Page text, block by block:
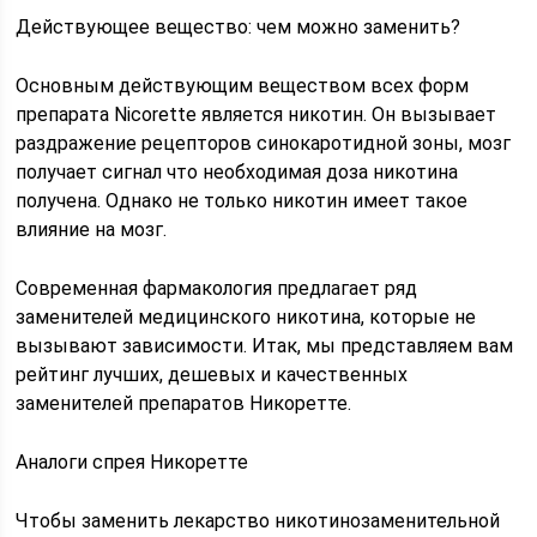
Действующее вещество: чем можно заменить?
Основным действующим веществом всех форм
препарата Nicorette является никотин. Он вызывает
раздражение рецепторов синокаротидной зоны, мозг
получает сигнал что необходимая доза никотина
получена. Однако не только никотин имеет такое
влияние на мозг.
Современная фармакология предлагает ряд
заменителей медицинского никотина, которые не
вызывают зависимости. Итак, мы представляем вам
рейтинг лучших, дешевых и качественных
заменителей препаратов Никоретте.
Аналоги спрея Никоретте
Чтобы заменить лекарство никотинозаменительной